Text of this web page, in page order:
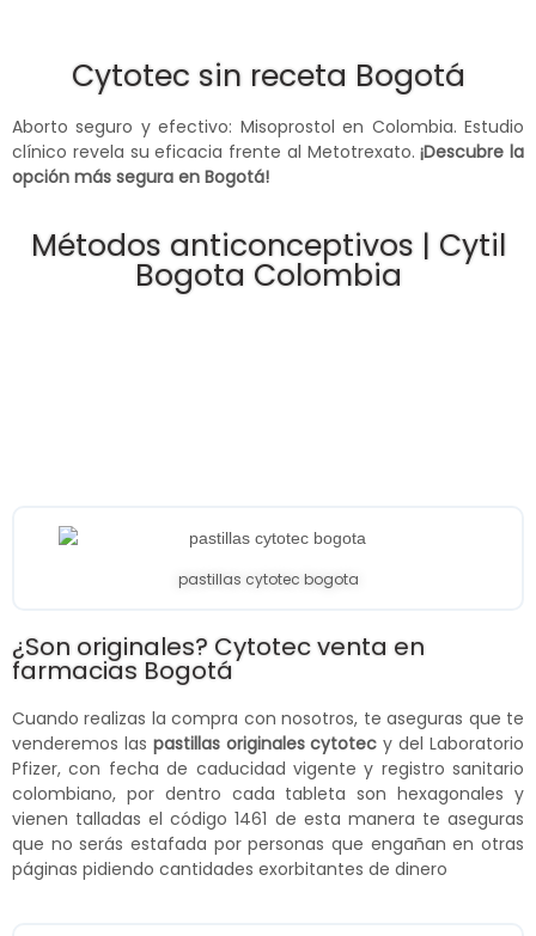
Cytotec sin receta Bogotá
Aborto seguro y efectivo: Misoprostol en Colombia. Estudio
clínico revela su eficacia frente al Metotrexato.¡Descubre la
opción más segura en Bogotá!
Métodos anticonceptivos | Cytil
Bogota Colombia
pastillas cytotec bogota
¿Son originales? Cytotec venta en
farmacias Bogotá
Cuando realizas la compra con nosotros, te aseguras que te
venderemos las pastillas originales cytotec y del Laboratorio
Pfizer, con fecha de caducidad vigente y registro sanitario
colombiano, por dentro cada tableta son hexagonales y
vienen talladas el código 1461 de esta manera te aseguras
que no serás estafada por personas que engañan en otras
páginas pidiendo cantidades exorbitantes de dinero